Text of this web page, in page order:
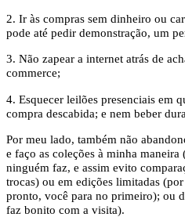
2. Ir às compras sem dinheiro ou
pode até pedir demonstração, um
3. Não zapear a internet atrás de
commerce;
4. Esquecer leilões presenciais em
compra descabida; e nem beber
Por meu lado, também não
e faço as coleções à minha
ninguém faz, e assim evito
trocas) ou em edições limitadas
pronto, você para no primeiro); ou
faz bonito com a visita).